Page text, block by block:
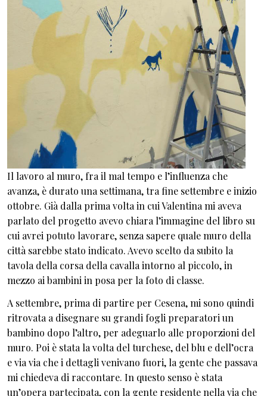
Il lavoro al muro, fra il mal tempo e l’influenza che
avanza, è durato una settimana, tra fine settembre e inizio
ottobre. Già dalla prima volta in cui Valentina mi aveva
parlato del progetto avevo chiara l’immagine del libro su
cui avrei potuto lavorare, senza sapere quale muro della
città sarebbe stato indicato. Avevo scelto da subito la
tavola della corsa della cavalla intorno al piccolo, in
mezzo ai bambini in posa per la foto di classe.
A settembre, prima di partire per Cesena, mi sono quindi
ritrovata a disegnare su grandi fogli preparatori un
bambino dopo l’altro, per adeguarlo alle proporzioni del
muro. Poi è stata la volta del turchese, del blu e dell’ocra
e via via che i dettagli venivano fuori, la gente che passava
mi chiedeva di raccontare. In questo senso è stata
un’opera partecipata, con la gente residente nella via che